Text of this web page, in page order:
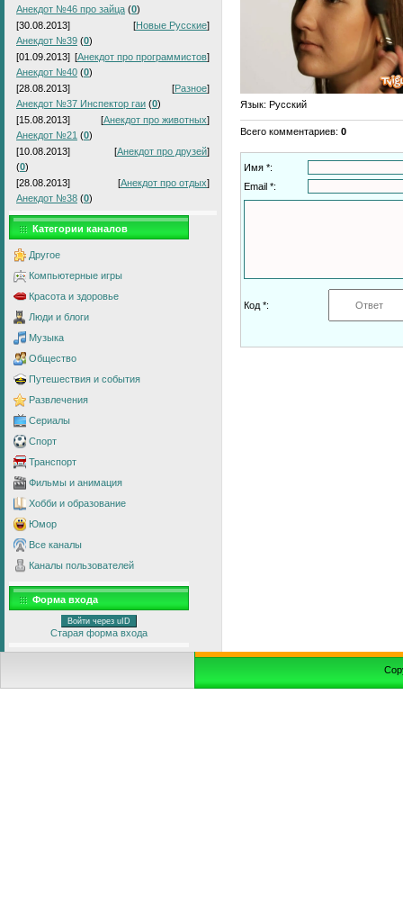
Анекдот №46 про зайца (0)
[30.08.2013]
[Новые Русские]
Анекдот №39 (0)
[01.09.2013] [Анекдот про программистов]
Анекдот №40 (0)
[28.08.2013]
[Разное]
Анекдот №37 Инспектор гаи (0)
[15.08.2013]
[Анекдот про животных]
Анекдот №21 (0)
[10.08.2013]
[Анекдот про друзей]
(0)
[28.08.2013]
[Анекдот про отдых]
Анекдот №38 (0)
Категории каналов
Другое
Компьютерные игры
Красота и здоровье
Люди и блоги
Музыка
Общество
Путешествия и события
Развлечения
Сериалы
Спорт
Транспорт
Фильмы и анимация
Хобби и образование
Юмор
Все каналы
Каналы пользователей
Форма входа
Войти через uID
Старая форма входа
Язык: Русский
Всего комментариев: 0
Имя *:
Email *:
Код *: